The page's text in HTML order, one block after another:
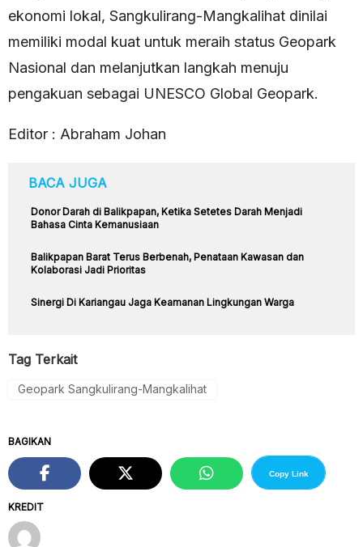
ekonomi lokal, Sangkulirang-Mangkalihat dinilai
memiliki modal kuat untuk meraih status Geopark
Nasional dan melanjutkan langkah menuju
pengakuan sebagai UNESCO Global Geopark.
Editor : Abraham Johan
BACA JUGA
Donor Darah di Balikpapan, Ketika Setetes Darah Menjadi
Bahasa Cinta Kemanusiaan
Balikpapan Barat Terus Berbenah, Penataan Kawasan dan
Kolaborasi Jadi Prioritas
Sinergi Di Kariangau Jaga Keamanan Lingkungan Warga
Tag Terkait
Geopark Sangkulirang-Mangkalihat
KREDIT
BAGIKAN
Copy Link